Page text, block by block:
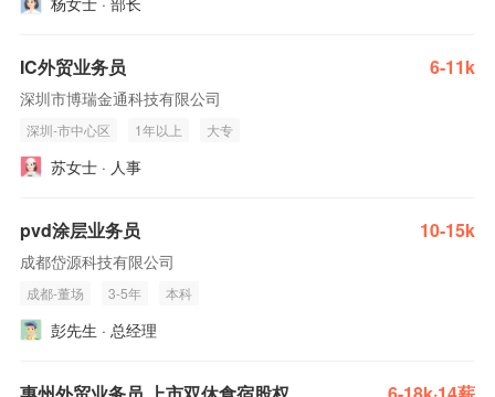
IC外贸业务员 6-11k
深圳市博瑞金通科技有限公司
深圳-市中心区 1年以上 大专
苏女士 · 人事
pvd涂层业务员 10-15k
成都岱源科技有限公司
成都-董场 3-5年 本科
彭先生 · 总经理